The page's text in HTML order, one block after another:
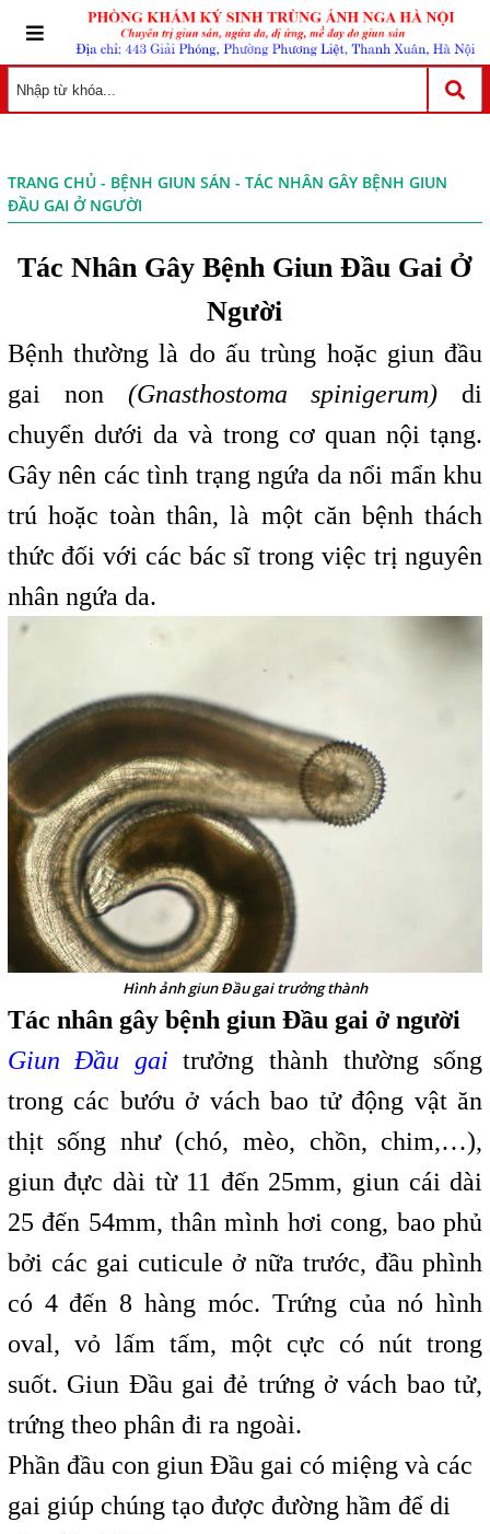
TRANG CHỦ- BỆNH GIUN SÁN - TÁC NHÂN GÂY BỆNH GIUN
ĐẦU GAI Ở NGƯỜI
Tác Nhân Gây Bệnh Giun Đầu Gai Ở
Người
Bệnh thường là do ấu trùng hoặc giun đầu
gai non (Gnasthostoma spinigerum) di
chuyển dưới da và trong cơ quan nội tạng.
Gây nên các tình trạng ngứa da nổi mẩn khu
trú hoặc toàn thân, là một căn bệnh thách
thức đối với các bác sĩ trong việc trị nguyên
nhân ngứa da.
Hình ảnh giun Đầu gai trưởng thành
Tác nhân gây bệnh giun Đầu gai ở người
Giun Đầu gai trưởng thành thường sống
trong các bướu ở vách bao tử động vật ăn
thịt sống như (chó, mèo, chồn, chim,…),
giun đực dài từ 11 đến 25mm, giun cái dài
25 đến 54mm, thân mình hơi cong, bao phủ
bởi các gai cuticule ở nữa trước, đầu phình
có 4 đến 8 hàng móc. Trứng của nó hình
oval, vỏ lấm tấm, một cực có nút trong
suốt. Giun Đầu gai đẻ trứng ở vách bao tử,
trứng theo phân đi ra ngoài.
Phần đầu con giun Đầu gai có miệng và các
gai giúp chúng tạo được đường hầm để di